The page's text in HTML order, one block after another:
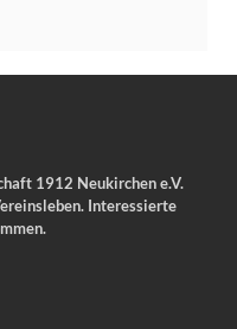
1912 Neukirchen e.V.
Interessierte